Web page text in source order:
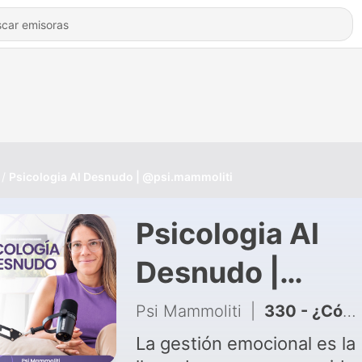
Psicologia Al Desnudo | @psi.mammoliti
Psicologia Al
Desnudo |
@psi.mammoliti
Psi Mammoliti 330 - ¿Cómo soltar el control?
La gestión emocional es la